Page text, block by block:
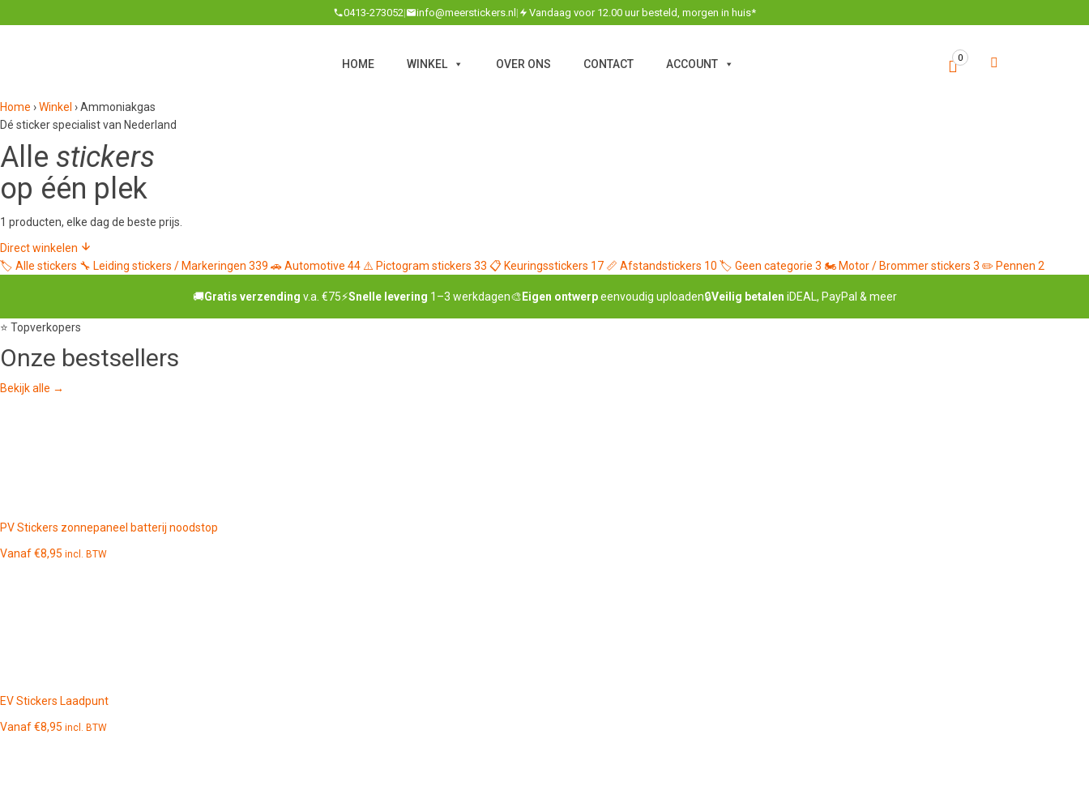
0413-273052| info@meerstickers.nl | Vandaag voor 12.00 uur besteld, morgen in huis*
HOME WINKEL OVER ONS CONTACT ACCOUNT 0
Home ›Winkel ›Ammoniakgas
Dé sticker specialist van Nederland
Alle stickers
op één plek
1 producten, elke dag de beste prijs.
Direct winkelen
🏷️ Alle stickers 🔧 Leiding stickers / Markeringen 339 🚗Automotive 44 ⚠️ Pictogram stickers 33 📋 Keuringsstickers 17 📏 Afstandstickers 10 🏷️ Geen categorie 3 🏍️ Motor / Brommer stickers 3 ✏️ Pennen 2
🚚Gratis verzending v.a. €75⚡Snelle levering 1–3 werkdagen🎨 Eigen ontwerpeenvoudig uploaden🔒Veilig betalen iDEAL, PayPal & meer
⭐ Topverkopers
Onze bestsellers
Bekijk alle →
PV Stickers zonnepaneel batterij noodstop
Vanaf€8,95 incl. BTW
EV Stickers Laadpunt
Vanaf€8,95 incl. BTW